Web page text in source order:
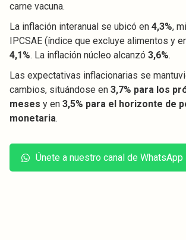
carne vacuna.
La inflación interanual se ubicó en 4,3%,
IPCSAE (índice que excluye alimentos y
4,1%. La inflación núcleo alcanzó 3,6%.
Las expectativas inflacionarias se
cambios, situándose en 3,7% para los
meses y en 3,5% para el horizonte de
monetaria.
Únete a nuestro canal de WhatsApp